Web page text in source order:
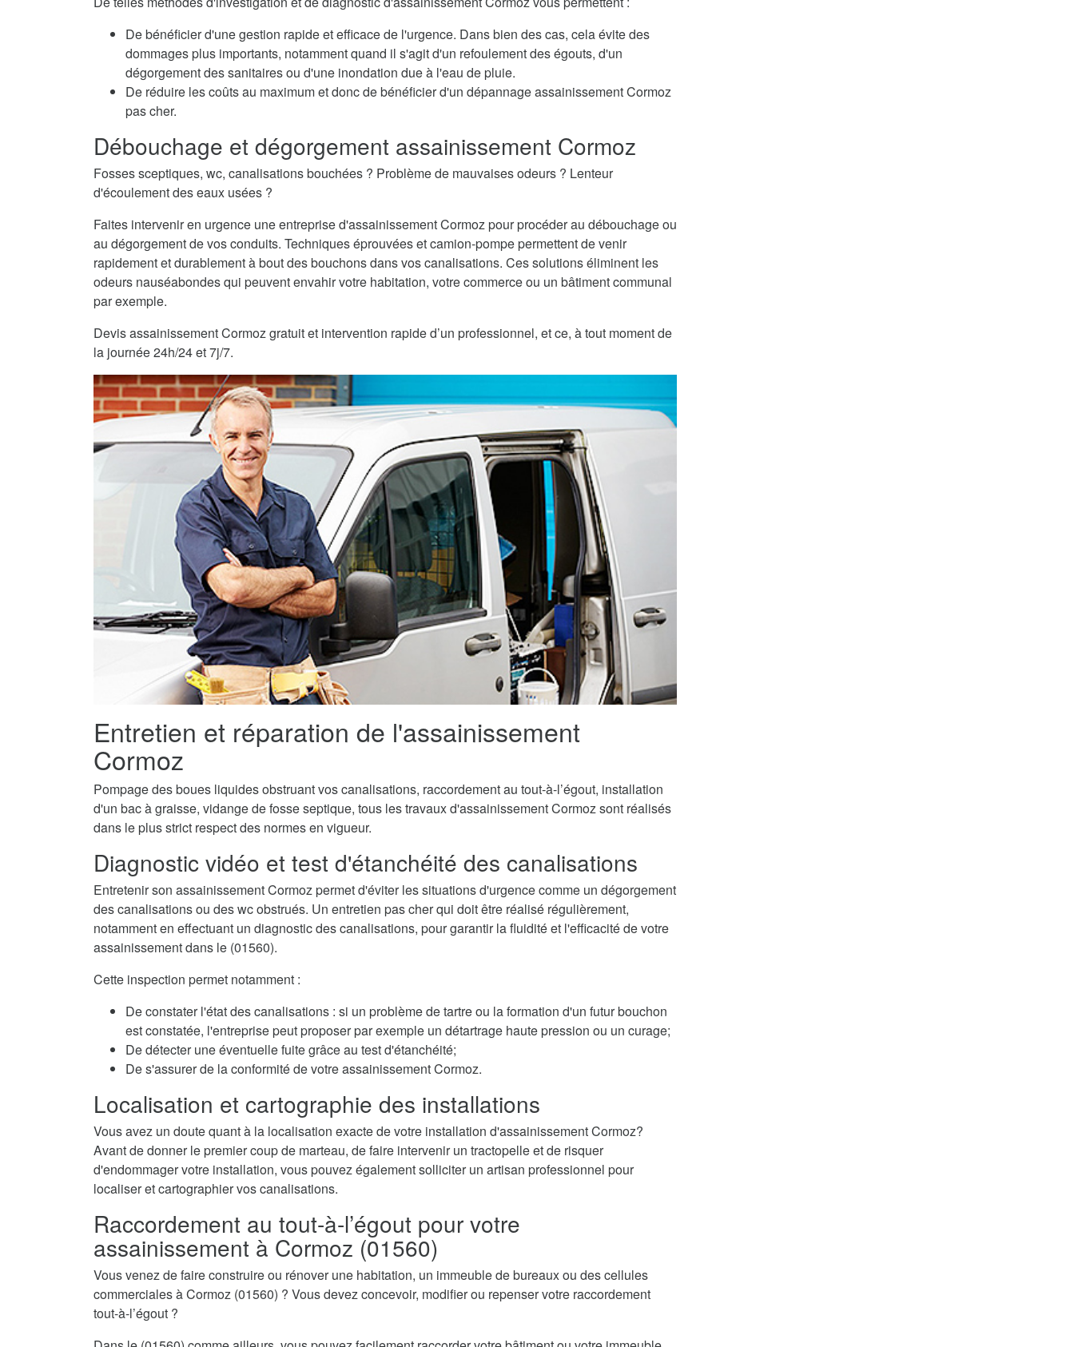
De bénéficier d'une gestion rapide et efficace de l'urgence. Dans bien des cas, cela évite des
dommages plus importants, notamment quand il s'agit d'un refoulement des égouts, d'un
dégorgement des sanitaires ou d'une inondation due à l'eau de pluie.
De réduire les coûts au maximum et donc de bénéficier d'un dépannage assainissement Cormoz
pas cher.
Débouchage et dégorgement assainissement Cormoz
Fosses sceptiques, wc, canalisations bouchées ? Problème de mauvaises odeurs ? Lenteur
d'écoulement des eaux usées ?
Faites intervenir en urgence une entreprise d'assainissement Cormoz pour procéder au débouchage ou
au dégorgement de vos conduits. Techniques éprouvées et camion-pompe permettent de venir
rapidement et durablement à bout des bouchons dans vos canalisations. Ces solutions éliminent les
odeurs nauséabondes qui peuvent envahir votre habitation, votre commerce ou un bâtiment communal
par exemple.
Devis assainissement Cormoz gratuit et intervention rapide d’un professionnel, et ce, à tout moment de
la journée 24h/24 et 7j/7.
Entretien et réparation de l'assainissement
Cormoz
Pompage des boues liquides obstruant vos canalisations, raccordement au tout-à-l’égout, installation
d'un bac à graisse, vidange de fosse septique, tous les travaux d'assainissement Cormoz sont réalisés
dans le plus strict respect des normes en vigueur.
Diagnostic vidéo et test d'étanchéité des canalisations
Entretenir son assainissement Cormoz permet d'éviter les situations d'urgence comme un dégorgement
des canalisations ou des wc obstrués. Un entretien pas cher qui doit être réalisé régulièrement,
notamment en effectuant un diagnostic des canalisations, pour garantir la fluidité et l'efficacité de votre
assainissement dans le (01560).
Cette inspection permet notamment :
De constater l'état des canalisations : si un problème de tartre ou la formation d'un futur bouchon
est constatée, l'entreprise peut proposer par exemple un détartrage haute pression ou un curage;
De détecter une éventuelle fuite grâce au test d'étanchéité;
De s'assurer de la conformité de votre assainissement Cormoz.
Localisation et cartographie des installations
Vous avez un doute quant à la localisation exacte de votre installation d'assainissement Cormoz?
Avant de donner le premier coup de marteau, de faire intervenir un tractopelle et de risquer
d'endommager votre installation, vous pouvez également solliciter un artisan professionnel pour
localiser et cartographier vos canalisations.
Raccordement au tout-à-l’égout pour votre
assainissement à Cormoz (01560)
Vous venez de faire construire ou rénover une habitation, un immeuble de bureaux ou des cellules
commerciales à Cormoz (01560) ? Vous devez concevoir, modifier ou repenser votre raccordement
tout-à-l’égout ?